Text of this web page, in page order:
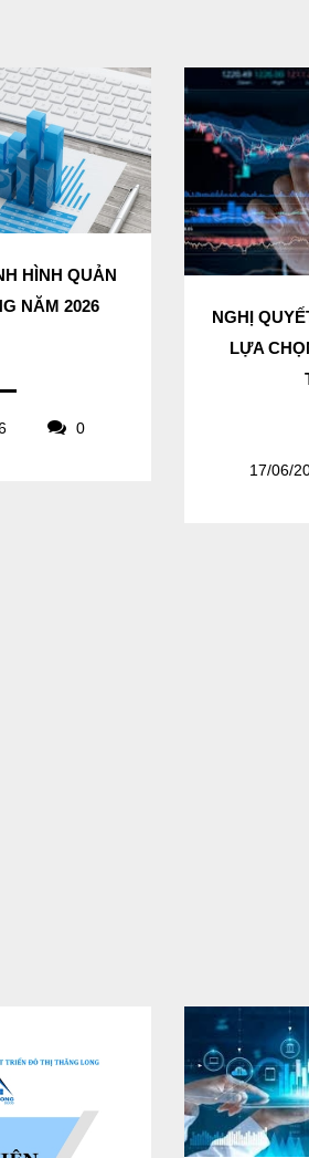
HÌNH QUẢN
NĂM 2026
0
NGHỊ
LỰA
17/06/